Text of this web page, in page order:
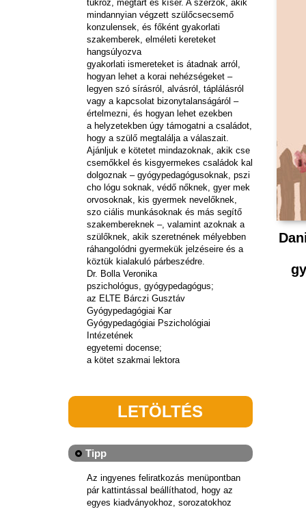
tükröz, megtart és kísér. A szerzők, akik
mindannyian végzett szülőcsecsemő
konzulensek, és főként gyakorlati
szakemberek, elméleti kereteket
hangsúlyozva
gyakorlati ismereteket is átadnak arról,
hogyan lehet a korai nehézségeket –
legyen szó sírásról, alvásról, táplálásról
vagy a kapcsolat bizonytalanságáról –
értelmezni, és hogyan lehet ezekben
a helyzetekben úgy támogatni a családot,
hogy a szülő megtalálja a válaszait.
Ajánljuk e kötetet mindazoknak, akik cse
csemőkkel és kisgyermekes családok kal
dolgoznak – gyógypedagógusoknak, pszi
cho lógu soknak, védő nőknek, gyer mek
orvosoknak, kis gyermek nevelőknek,
szo ciális munkásoknak és más segítő
szakembereknek –, valamint azoknak a
szülőknek, akik szeretnének mélyebben
ráhangolódni gyermekük jelzéseire és a
köztük kialakuló párbeszédre.
Dr. Bolla Veronika
pszichológus, gyógypedagógus;
az ELTE Bárczi Gusztáv
Gyógypedagógiai Kar
Gyógypedagógiai Pszichológiai
Intézetének
egyetemi docense;
a kötet szakmai lektora
LETÖLTÉS
Tipp
Az ingyenes feliratkozás menüpontban
pár kattintással beállíthatod, hogy az
egyes kiadványokhoz, sorozatokhoz